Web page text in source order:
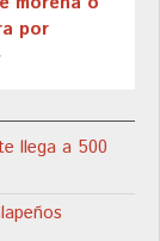
por
llega a 500